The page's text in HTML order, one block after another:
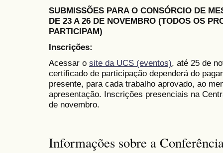
SUBMISSÕES PARA O CONSÓRCIO DE
DE 23 A 26 DE NOVEMBRO (TODOS OS
PARTICIPAM)
Inscrições:
Acessar o site da UCS (eventos), até 25 de
certificado de participação dependerá do
presente, para cada trabalho aprovado, ao
apresentação. Inscrições presenciais na
de novembro.
Informações sobre a